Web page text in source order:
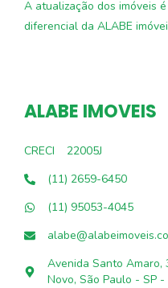
A atualização dos imóveis
diferencial da ALABE
ALABE IMOVEIS
CRECI
22005J
(11) 2659-6450
(11) 95053-4045
Avenida Santo Amaro,
Novo, São Paulo - SP